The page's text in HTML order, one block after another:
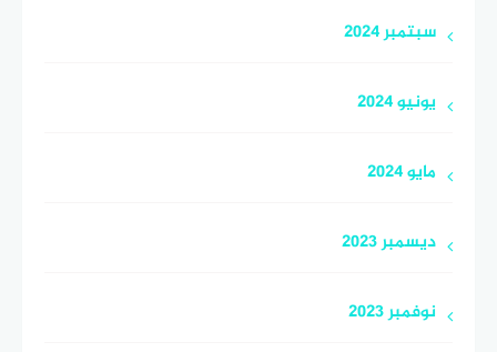
سبتمبر 2024
يونيو 2024
مايو 2024
ديسمبر 2023
نوفمبر 2023